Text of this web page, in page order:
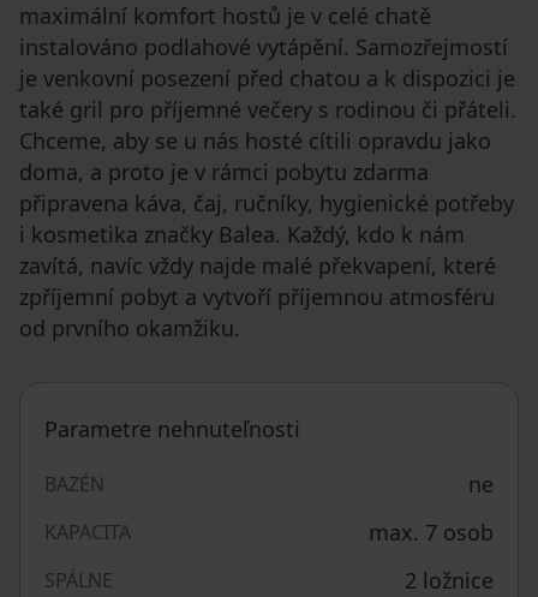
maximální komfort hostů je v celé chatě
instalováno podlahové vytápění. Samozřejmostí
je venkovní posezení před chatou a k dispozici je
také gril pro příjemné večery s rodinou či přáteli.
Chceme, aby se u nás hosté cítili opravdu jako
doma, a proto je v rámci pobytu zdarma
připravena káva, čaj, ručníky, hygienické potřeby
i kosmetika značky Balea. Každý, kdo k nám
zavítá, navíc vždy najde malé překvapení, které
zpříjemní pobyt a vytvoří příjemnou atmosféru
od prvního okamžiku.
Parametre nehnuteľnosti
BAZÉN ne
KAPACITA max. 7 osob
SPÁLNE 2 ložnice